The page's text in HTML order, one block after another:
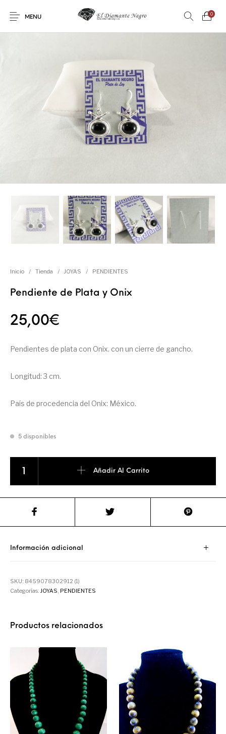
MENU
0
Novedades En oferta ! DECORACIÓN
FÓSILES
CONSUMO
Inicio / Tienda / JOYAS / PENDIENTES
Pendiente de Plata y Onix
25,00€
Pendientes de plata con Onix. con un cierre de gancho.
Longitud: 3 cm.
País de procedencia del Onix: México.
5 disponibles
Añadir Al Carrito
Información adicional
SKU: 8459078302912 (1)
Categorías:JOYAS, PENDIENTES
Productos relacionados